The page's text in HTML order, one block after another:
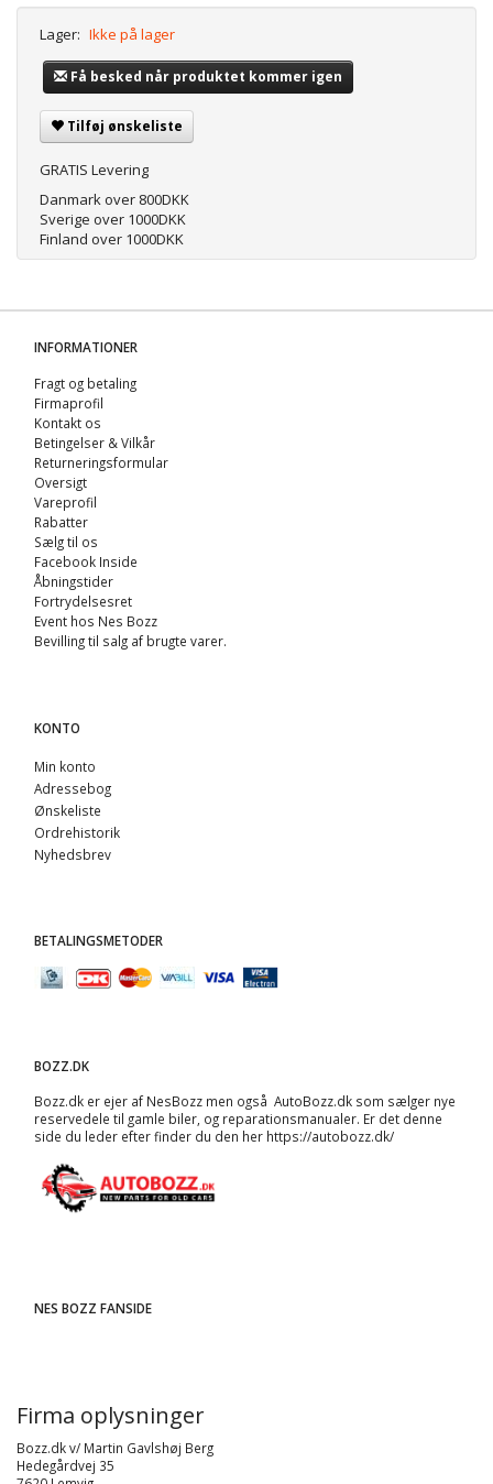
Lager: Ikke på lager
Få besked når produktet kommer igen
Tilføj ønskeliste
GRATIS Levering
Danmark over 800DKK
Sverige over 1000DKK
Finland over 1000DKK
INFORMATIONER
Fragt og betaling
Firmaprofil
Kontakt os
Betingelser & Vilkår
Returneringsformular
Oversigt
Vareprofil
Rabatter
Sælg til os
Facebook Inside
Åbningstider
Fortrydelsesret
Event hos Nes Bozz
Bevilling til salg af brugte varer.
KONTO
Min konto
Adressebog
Ønskeliste
Ordrehistorik
Nyhedsbrev
BETALINGSMETODER
BOZZ.DK
Bozz.dk er ejer af NesBozz men også AutoBozz.dk som sælger nye
reservedele til gamle biler, og reparationsmanualer. Er det denne
side du leder efter finder du den her https://autobozz.dk/
NES BOZZ FANSIDE
Firma oplysninger
Bozz.dk v/ Martin Gavlshøj Berg
Hedegårdvej 35